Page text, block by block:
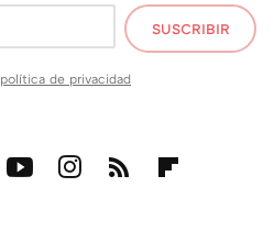
SUSCRIBIR
política de privacidad